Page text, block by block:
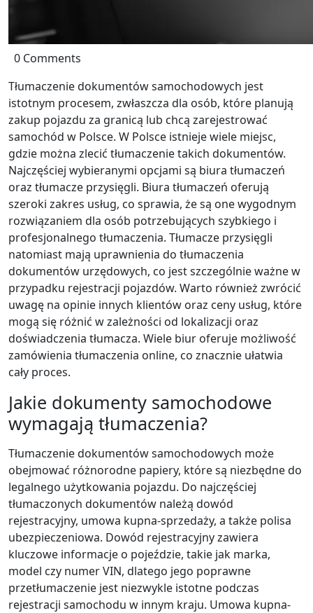
0 Comments
Tłumaczenie dokumentów samochodowych jest
istotnym procesem, zwłaszcza dla osób, które planują
zakup pojazdu za granicą lub chcą zarejestrować
samochód w Polsce. W Polsce istnieje wiele miejsc,
gdzie można zlecić tłumaczenie takich dokumentów.
Najczęściej wybieranymi opcjami są biura tłumaczeń
oraz tłumacze przysięgli. Biura tłumaczeń oferują
szeroki zakres usług, co sprawia, że są one wygodnym
rozwiązaniem dla osób potrzebujących szybkiego i
profesjonalnego tłumaczenia. Tłumacze przysięgli
natomiast mają uprawnienia do tłumaczenia
dokumentów urzędowych, co jest szczególnie ważne w
przypadku rejestracji pojazdów. Warto również zwrócić
uwagę na opinie innych klientów oraz ceny usług, które
mogą się różnić w zależności od lokalizacji oraz
doświadczenia tłumacza. Wiele biur oferuje możliwość
zamówienia tłumaczenia online, co znacznie ułatwia
cały proces.
Jakie dokumenty samochodowe
wymagają tłumaczenia?
Tłumaczenie dokumentów samochodowych może
obejmować różnorodne papiery, które są niezbędne do
legalnego użytkowania pojazdu. Do najczęściej
tłumaczonych dokumentów należą dowód
rejestracyjny, umowa kupna-sprzedaży, a także polisa
ubezpieczeniowa. Dowód rejestracyjny zawiera
kluczowe informacje o pojeździe, takie jak marka,
model czy numer VIN, dlatego jego poprawne
przetłumaczenie jest niezwykle istotne podczas
rejestracji samochodu w innym kraju. Umowa kupna-